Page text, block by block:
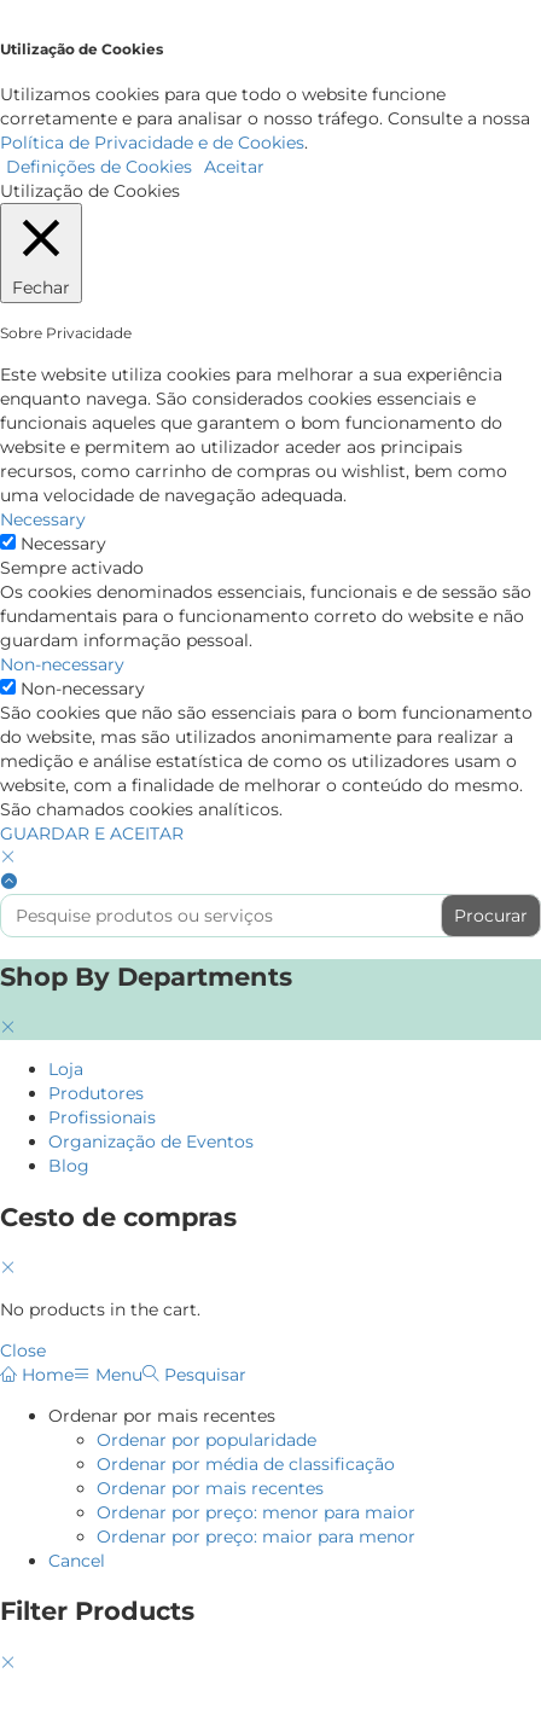
Utilização de Cookies
Utilizamos cookies para que todo o website funcione
corretamente e para analisar o nosso tráfego. Consulte a nossa
Política de Privacidade e de Cookies.
Definições de Cookies Aceitar
Utilização de Cookies
Fechar
Sobre Privacidade
Este website utiliza cookies para melhorar a sua experiência
enquanto navega. São considerados cookies essenciais e
funcionais aqueles que garantem o bom funcionamento do
website e permitem ao utilizador aceder aos principais
recursos, como carrinho de compras ou wishlist, bem como
uma velocidade de navegação adequada.
Necessary
Necessary
Sempre activado
Os cookies denominados essenciais, funcionais e de sessão são
fundamentais para o funcionamento correto do website e não
guardam informação pessoal.
Non-necessary
Non-necessary
São cookies que não são essenciais para o bom funcionamento
do website, mas são utilizados anonimamente para realizar a
medição e análise estatística de como os utilizadores usam o
website, com a finalidade de melhorar o conteúdo do mesmo.
São chamados cookies analíticos.
GUARDAR E ACEITAR
Search
for:
Shop By Departments
Loja
Produtores
Profissionais
Organização de Eventos
Blog
Cesto de compras
No products in the cart.
Close
Home
Menu
Pesquisar
Ordenar por mais recentes
Ordenar por popularidade
Ordenar por média de classificação
Ordenar por mais recentes
Ordenar por preço: menor para maior
Ordenar por preço: maior para menor
Cancel
Filter Products